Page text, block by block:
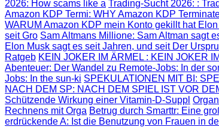
2026: How scams like a Trading-Sucht 2026: :
Amazon KDP Termi: WHY Amazon KDP
WARUM Amazon KDP mein Konto gekillt hat
seit Gro Sam Altmans Millione: Sam Altman sagt
Elon Musk sagt es seit Jahren, und seit Der
Ratgeb KEIN JOKER IM ÄRMEL : KEIN JOKER
Abenteuer: Der Wandel zu Remote-Jobs: In der
Jobs: In the sun-ki SPEKULATIONEN MIT BI :
NACH DEM SP: NACH DEM SPIEL IST VOR
Schützende Wirkung einer Vitamin-D-Suppl
Rechnens mit Orga Betrug durch Smarttr: Eine
erdrückende A: Ist die Benutzung von Frauen in